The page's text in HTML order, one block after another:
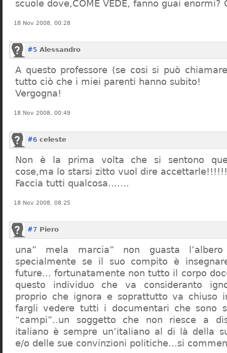
scuole dove,COME VEDE, fanno guai enormi?
18 Nov 2008, 00:28
#5 Alessandro
A questo professore (se cosi si può
tutto ciò che i miei parenti hanno subito!
Vergogna!
18 Nov 2008, 00:49
#6 celeste
Non è la prima volta che si sentono
cose,ma lo starsi zitto vuol dire accettarle!!!!!!
Faccia tutti qualcosa…….
18 Nov 2008, 08:25
#7 Piero
una” mela marcia” non guasta
specialmente se il suo compito è
future… fortunatamente non tutto il corpo
questo individuo che va consideranto
proprio che ignora e soprattutto va chiuso
fargli vedere tutti i documentari che sono
“campi”..un soggetto che non riesce a
italiano è sempre un’italiano al di là della
e/o delle sue convinzioni politiche…si